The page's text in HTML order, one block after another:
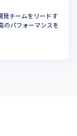
発チームをリードす
のパフォーマンスを